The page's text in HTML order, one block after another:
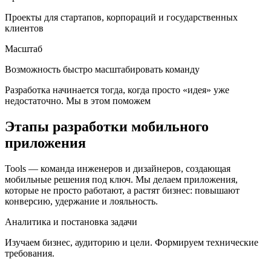
Проекты для стартапов, корпораций и государственных
клиентов
Масштаб
Возможность быстро масштабировать команду
Разработка начинается тогда, когда просто «идея» уже
недостаточно. Мы в этом поможем
Этапы разработки мобильного
приложения
Tools — команда инженеров и дизайнеров, создающая
мобильные решения под ключ. Мы делаем приложения,
которые не просто работают, а растят бизнес: повышают
конверсию, удержание и лояльность.
Аналитика и постановка задачи
Изучаем бизнес, аудиторию и цели. Формируем технические
требования.